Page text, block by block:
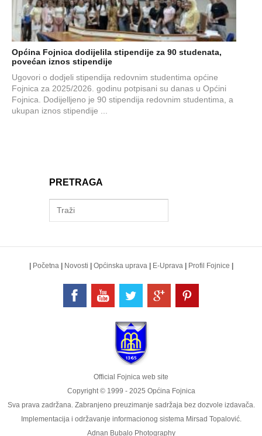
Općina Fojnica dodijelila stipendije za 90 studenata,
povećan iznos stipendije
Ugovori o dodjeli stipendija redovnim studentima općine
Fojnica za 2025/2026. godinu potpisani su danas u Općini
Fojnica. Dodijelljeno je 90 stipendija redovnim studentima, a
ukupan iznos stipendije ...
PRETRAGA
| Početna | Novosti | Općinska uprava | E-Uprava | Profil Fojnice |
Official Fojnica web site
Copyright © 1999 - 2025 Općina Fojnica
Sva prava zadržana. Zabranjeno preuzimanje sadržaja bez dozvole izdavača.
Implementacija i održavanje informacionog sistema Mirsad Topalović.
Adnan Bubalo Photography